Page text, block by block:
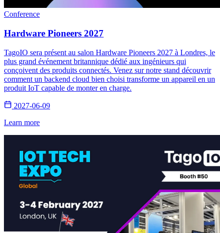
Conference
Hardware Pioneers 2027
TagoIO sera présent au salon Hardware Pioneers 2027 à Londres, le
plus grand événement britannique dédié aux ingénieurs qui
conçoivent des produits connectés. Venez sur notre stand découvrir
comment un backend cloud bien choisi transforme un appareil en un
produit IoT capable de monter en charge.
2027-06-09
Learn more